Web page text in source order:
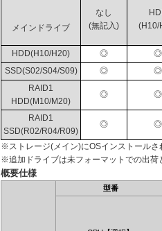
メインドライブ
なし
(無記入)
(H10/
HDD(H10/H20) ◎ ◎
SSD(S02/S04/S09)
◎ ◎
RAID1
HDD(M10/M20)
◎ ◎
RAID1
SSD(R02/R04/R09)
◎ ◎
※ストレージ(メイン)にOSインストール
※追加ドライブは未フォーマットでの出荷
概要仕様
型番